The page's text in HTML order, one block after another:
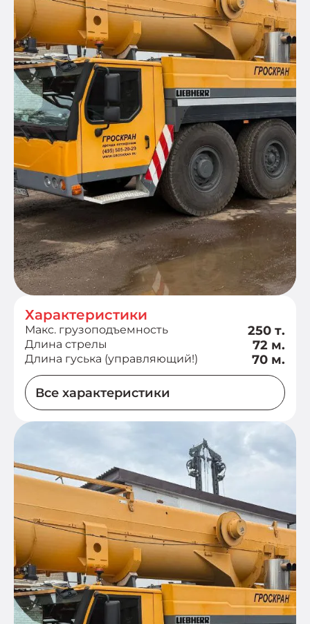
Характеристики
Макс. грузоподъемность 250 т.
Длина стрелы 72 м.
Длина гуська (управляющий!) 70 м.
Все характеристики